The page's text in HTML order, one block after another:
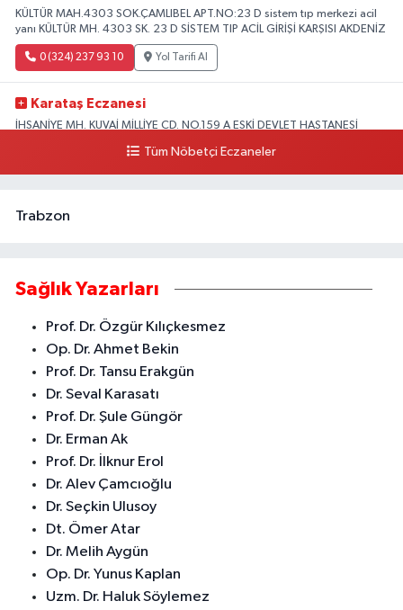
KÜLTÜR MAH.4303 SOK.ÇAMLIBEL APT.NO:23 D sistem tıp merkezi acil
yanı KÜLTÜR MH. 4303 SK. 23 D SİSTEM TIP ACİL GİRİŞİ KARŞISI AKDENİZ
0 (324) 237 93 10 Yol Tarifi Al
Karataş Eczanesi
İHSANİYE MH. KUVAİ MİLLİYE CD. NO.159 A ESKİ DEVLET HASTANESİ
Tüm Nöbetçi Eczaneler
Trabzon
Sağlık Yazarları
Prof. Dr. Özgür Kılıçkesmez
Op. Dr. Ahmet Bekin
Prof. Dr. Tansu Erakgün
Dr. Seval Karasatı
Prof. Dr. Şule Güngör
Dr. Erman Ak
Prof. Dr. İlknur Erol
Dr. Alev Çamcıoğlu
Dr. Seçkin Ulusoy
Dt. Ömer Atar
Dr. Melih Aygün
Op. Dr. Yunus Kaplan
Uzm. Dr. Haluk Söylemez